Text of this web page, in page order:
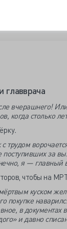
главврача
вчерашнего!
когда столько
.
трудом
поступивших за
я — главный
чтобы на
куском
покупке
в
и давно